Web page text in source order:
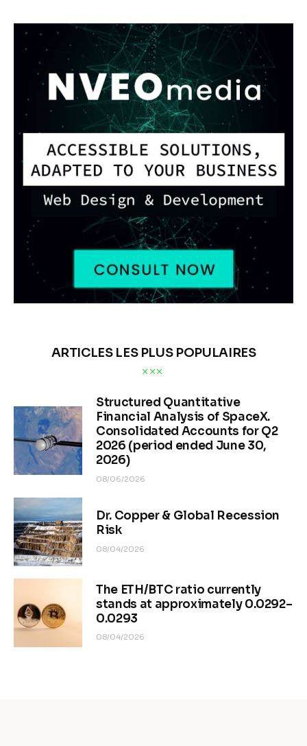
ARTICLES LES PLUS POPULAIRES
Structured Quantitative
Financial Analysis of SpaceX.
Consolidated Accounts for Q2
2026 (period ended June 30,
2026)
08/06/2026
Dr. Copper & Global Recession
Risk
08/04/2026
The ETH/BTC ratio currently
stands at approximately 0.0292–
0.0293
08/04/2026